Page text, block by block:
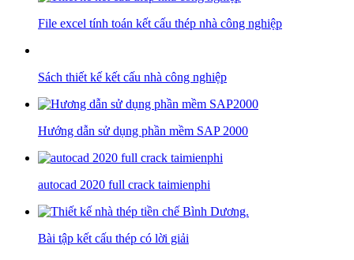
File excel tính toán kết cấu thép nhà công nghiệp
Sách thiết kế kết cấu nhà công nghiệp
Hướng dẫn sử dụng phần mềm SAP 2000
autocad 2020 full crack taimienphi
Bài tập kết cấu thép có lời giải